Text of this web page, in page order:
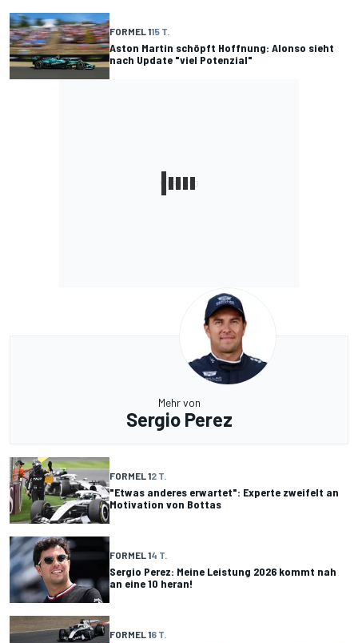
FORMEL 115 T.
Aston Martin schöpft Hoffnung: Alonso sieht
nach Update "viel Potenzial"
Mehr von
Sergio Perez
FORMEL 12 T.
"Etwas anderes erwartet": Experte zweifelt an
Motivation von Bottas
FORMEL 14 T.
Sergio Perez: Meine Leistung 2026 kommt nah
an eine 10 heran!
FORMEL 16 T.